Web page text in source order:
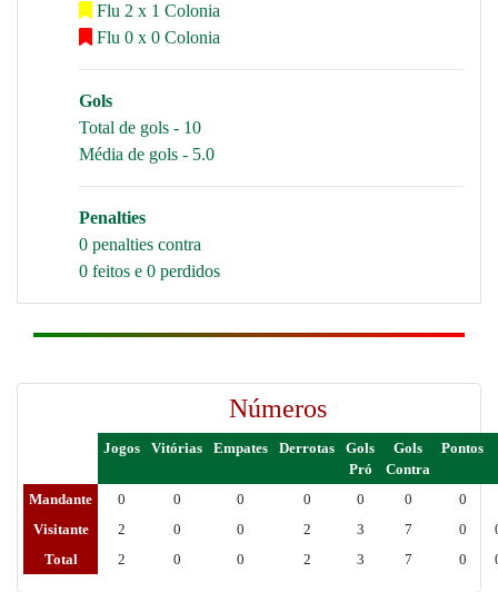
Flu 2 x 1 Colonia
Flu 0 x 0 Colonia
Gols
Total de gols - 10
Média de gols - 5.0
Penalties
0 penalties contra
0 feitos e 0 perdidos
Números
Jogos Vitórias Empates Derrotas
Gols
Pró
Gols
Contra
Pontos
Mandante 0 0 0 0 0 0
0
Visitante
2 0 0 2 3 7 0
Total
2 0 0 2 3 7 0